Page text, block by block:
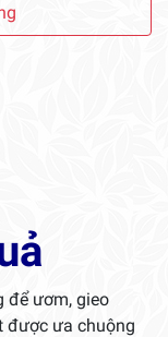
để ươm, gieo
được ưa chuộng